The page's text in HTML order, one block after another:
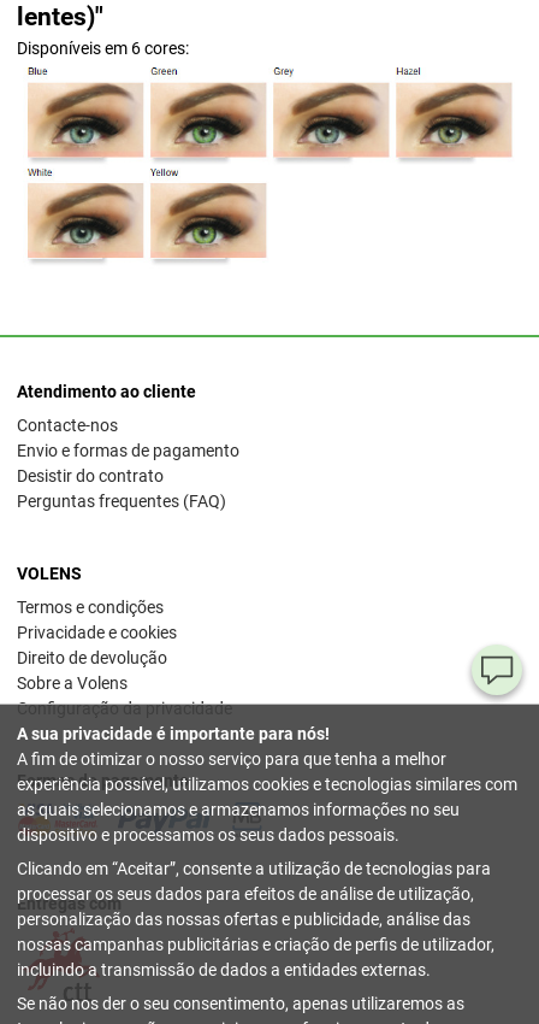
lentes)"
Disponíveis em 6 cores:
Atendimento ao cliente
Contacte-nos
Envio e formas de pagamento
Desistir do contrato
Perguntas frequentes (FAQ)
VOLENS
Termos e condições
Privacidade e cookies
Direito de devolução
Sobre a Volens
Configuração da privacidade
Formas de pagamento
Entregas com
A sua privacidade é importante para nós!
A fim de otimizar o nosso serviço para que tenha a melhor
experiência possível, utilizamos cookies e tecnologias similares com
as quais selecionamos e armazenamos informações no seu
dispositivo e processamos os seus dados pessoais.
Clicando em Aceitar , consente a utilização de tecnologias para
processar os seus dados para efeitos de análise de utilização,
personalização das nossas ofertas e publicidade, análise das
nossas campanhas publicitárias e criação de perfis de utilizador,
incluindo a transmissão de dados a entidades externas.
Se não nos der o seu consentimento, apenas utilizaremos as
ou